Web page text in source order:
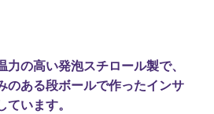
の高い発泡スチロール製で、
のある段ボールで作ったインサ
います。